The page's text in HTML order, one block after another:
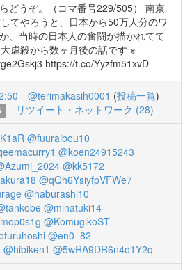
どうぞ。（コマ番号229/505） 南京
てやろうと、日本から50万人分のワ
、当時の日本人の奮闘が描かれてて
虐殺から数ヶ月後の話です ※
https://t.co/Yyzfm51xvD
@terimakasih0001 (投稿一覧)
リツイート・ネットワーク (28)
@fuuraibou10
@koen24915243
@kk5172
@qQh6YsiyfpVFWe7
@haburashi10
@minatuki14
@KomugikoST
@en0_82
@hibiken1 @5wRA9DR6n4o1Y2q